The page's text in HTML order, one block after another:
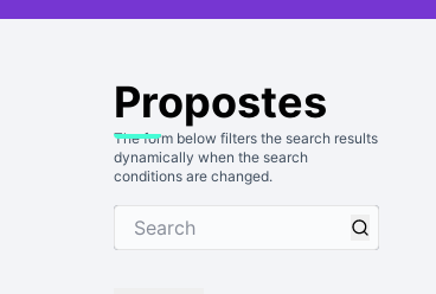
Propostes
The form below filters the search results
dynamically when the search
conditions are changed.